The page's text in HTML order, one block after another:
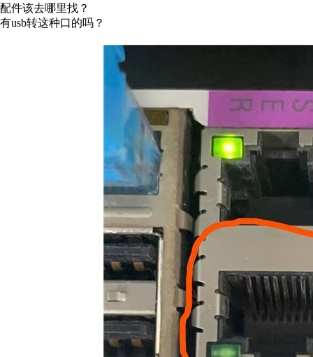
配件该去哪里找？
有usb转这种口的吗？